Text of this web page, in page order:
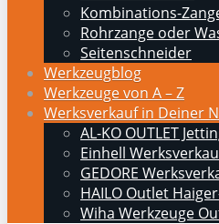
Kombinations-
Rohrzange oder
Seitenschneider
Werkzeugblog
Werkzeuge von A – Z
Werksverkauf in Deiner
AL-KO OUTLET
Einhell
GEDORE
HAILO Outlet
Wiha Werkzeuge